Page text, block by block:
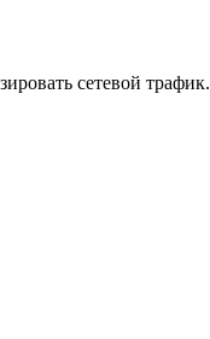
сетевой трафик.